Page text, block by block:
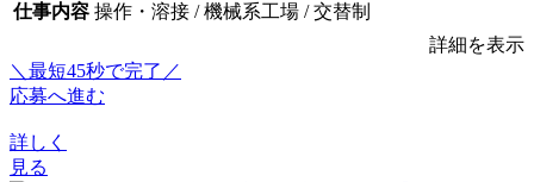
仕事内容 操作・溶接 / 機械系工場 / 交替制
詳細を表示
＼最短45秒で完了／
応募へ進む
詳しく
見る